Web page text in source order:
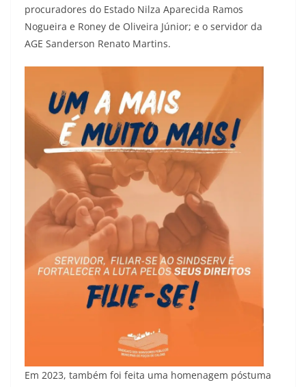
procuradores do Estado Nilza Aparecida Ramos
Nogueira e Roney de Oliveira Júnior; e o servidor da
AGE Sanderson Renato Martins.
Em 2023, também foi feita uma homenagem póstuma